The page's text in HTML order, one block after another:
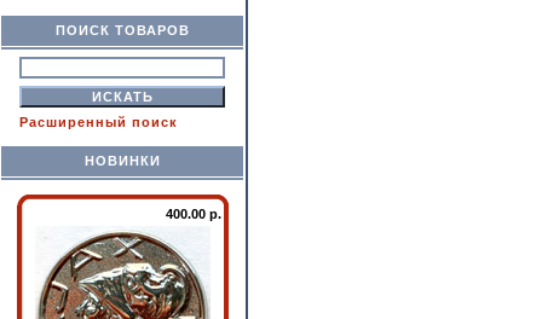
ПОИСК ТОВАРОВ
Расширенный поиск
НОВИНКИ
400.00 р.